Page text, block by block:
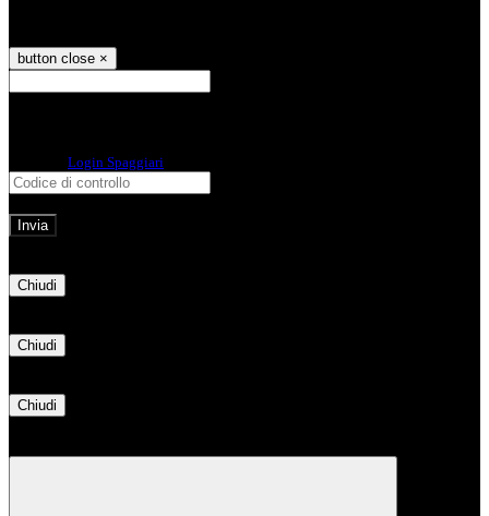
button close ×
Login Spaggiari
Chiudi
Chiudi
Chiudi